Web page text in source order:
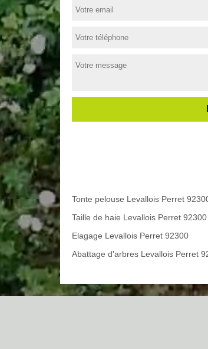
Tonte pelouse Levallois Perret
Taille de haie Levallois Perret 92300
Elagage Levallois Perret 92300
Abattage d'arbres Levallois Perret